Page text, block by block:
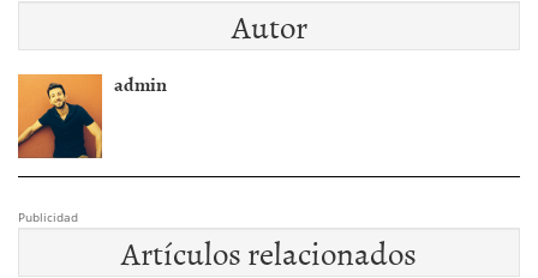
Autor
admin
Publicidad
Artículos relacionados